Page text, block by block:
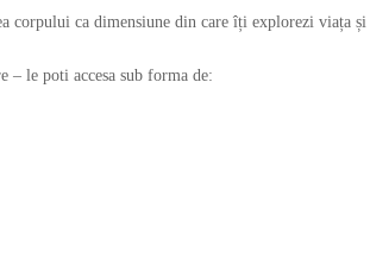
corpului ca dimensiune din care îți explorezi viața
– le poti accesa sub forma de: